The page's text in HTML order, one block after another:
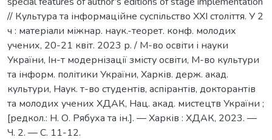
// Культура та інформаційне суспільство ХХІ століття. У 2
ч : матеріали міжнар. наук.-теорет. конф. молодих
учених, 20-21 квіт. 2023 р. / М-во освіти і науки
України, Ін-т модернізації змісту освіти, М-во культури
та інформ. політики України, Харків. держ. акад.
культури, Наук. т-во студентів, аспірантів, докторантів
та молодих учених ХДАК, Нац. акад. мистецтв України ;
[редкол.: Н. О. Рябуха та ін.]. — Харків : ХДАК, 2023. —
Ч. 2. — С. 11-12.